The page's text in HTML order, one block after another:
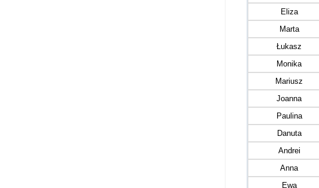
Eliza
Marta
Łukasz
Monika
Mariusz
Joanna
Paulina
Danuta
Andrei
Anna
Ewa